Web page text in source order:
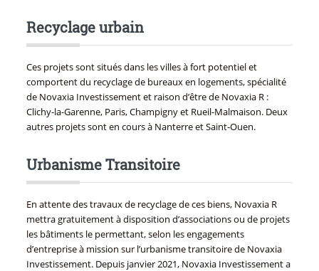
Recyclage urbain
Ces projets sont situés dans les villes à fort potentiel et
comportent du recyclage de bureaux en logements, spécialité
de Novaxia Investissement et raison d’être de Novaxia R :
Clichy-la-Garenne, Paris, Champigny et Rueil-Malmaison. Deux
autres projets sont en cours à Nanterre et Saint-Ouen.
Urbanisme Transitoire
En attente des travaux de recyclage de ces biens, Novaxia R
mettra gratuitement à disposition d’associations ou de projets
les bâtiments le permettant, selon les engagements
d’entreprise à mission sur l’urbanisme transitoire de Novaxia
Investissement. Depuis janvier 2021, Novaxia Investissement a